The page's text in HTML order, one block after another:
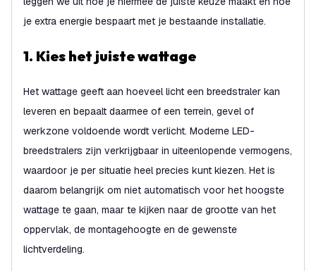
je extra energie bespaart met je bestaande installatie.
1. Kies het juiste wattage
Het wattage geeft aan hoeveel licht een breedstraler kan
leveren en bepaalt daarmee of een terrein, gevel of
werkzone voldoende wordt verlicht. Moderne LED-
breedstralers zijn verkrijgbaar in uiteenlopende vermogens,
waardoor je per situatie heel precies kunt kiezen. Het is
daarom belangrijk om niet automatisch voor het hoogste
wattage te gaan, maar te kijken naar de grootte van het
oppervlak, de montagehoogte en de gewenste
lichtverdeling.